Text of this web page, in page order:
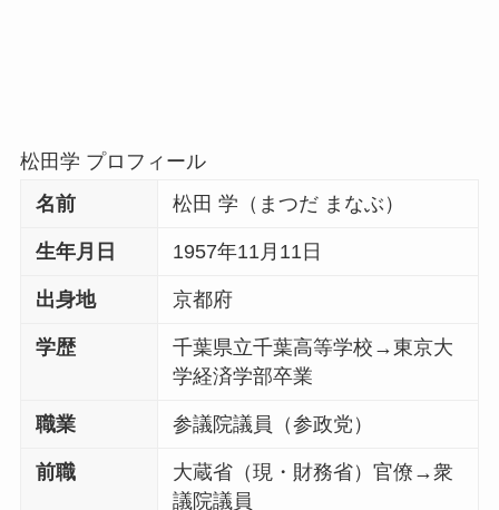
松田学 プロフィール
名前
松田 学（まつだ まなぶ）
生年月日 1957年11月11日
出身地 京都府
学歴
千葉県立千葉高等学校→東京大
学経済学部卒業
職業 参議院議員（参政党）
前職
大蔵省（現・財務省）官僚→衆
議院議員